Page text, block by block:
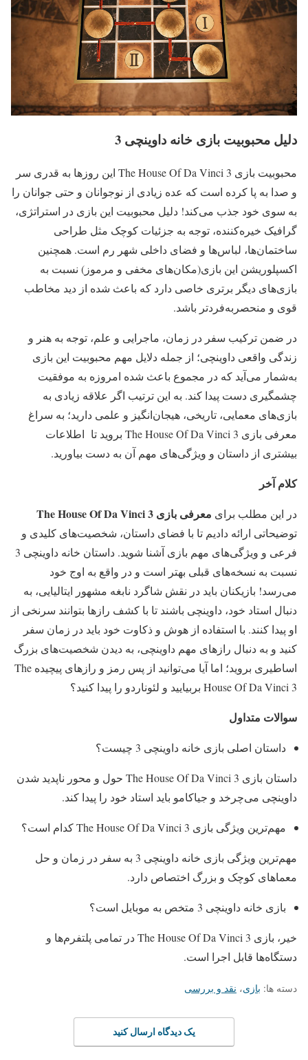
دلیل محبوبیت بازی خانه داوینچی 3
محبوبیت بازی The House Of Da Vinci 3 این روزها به قدری سر
و صدا به پا کرده است که عده زیادی از نوجوانان و حتی جوانان را
به سوی خود جذب می‌کند! دلیل محبوبیت این بازی در استراتژی،
گرافیک خیره‌کننده، توجه به جزئیات کوچک مثل طراحی
ساختمان‌ها، لباس‌ها و فضای داخلی شهر رم است. همچنین
اکسپلوریشن این بازی(مکان‌های مخفی و مرموز) نسبت به
بازی‌های دیگر برتری خاصی دارد که باعث شده از دید مخاطب
قوی‌ و منحصربه‌فردتر باشد.
در ضمن ترکیب سفر در زمان، ماجرایی و علم، توجه به هنر و
زندگی واقعی داوینچی؛ از جمله دلایل مهم محبوبیت این بازی
به‌شمار می‌آید که در مجموع باعث شده امروزه به موفقیت
چشمگیری دست پیدا کند. به این ترتیب اگر علاقه زیادی به
بازی‌های معمایی، تاریخی، هیجان‌انگیز و علمی دارید؛ به سراغ
معرفی بازی The House Of Da Vinci 3 بروید تا اطلاعات
بیشتری از داستان و ویژگی‌های مهم آن به دست بیاورید.
کلام آخر
در این مطلب برای معرفی بازی The House Of Da Vinci 3
توضیحاتی ارائه دادیم تا با فضای داستان، شخصیت‌های کلیدی و
فرعی و ویژگی‌های مهم بازی آشنا شوید. داستان خانه داوینچی 3
نسبت به نسخه‌های قبلی بهتر است و در واقع به اوج خود
می‌رسد! بازیکنان باید در نقش شاگرد نابغه مشهور ایتالیایی، به
دنبال استاد خود، داوینچی باشند تا با کشف رازها بتوانند سرنخی از
او پیدا کنند. با استفاده از هوش و ذکاوت خود باید در زمان سفر
کنید و به دنبال رازهای مهم داوینچی، به دیدن شخصیت‌های بزرگ
اساطیری بروید؛ اما آیا می‌توانید از پس رمز و رازهای پیچیده The
House Of Da Vinci 3 بربیایید و لئوناردو را پیدا کنید؟
سوالات متداول
داستان اصلی بازی خانه داوینچی 3 چیست؟
داستان بازی The House Of Da Vinci 3 حول و محور ناپدید شدن
داوینچی می‌چرخد و جیاکامو باید استاد خود را پیدا کند.
مهم‌ترین ویژگی بازی The House Of Da Vinci 3 کدام است؟
مهم‌ترین ویژگی بازی خانه داوینچی 3 به سفر در زمان و حل
معماهای کوچک و بزرگ اختصاص دارد.
بازی خانه داوینچی 3 متخص به موبایل است؟
خیر، بازی The House Of Da Vinci 3 در تمامی پلتفرم‌ها و
دستگاه‌ها قابل اجرا است.
دسته ها: بازی، نقد و بررسی
یک دیدگاه ارسال کنید